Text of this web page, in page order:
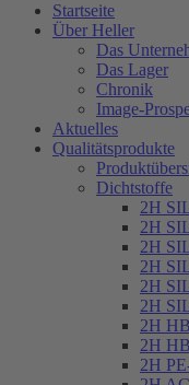
Startseite
Über Heller
Das
Das Lager
Chronik
Image-
Aktuelles
Qualitätsprodukte
Dichtstoffe
2H
2H
2H
2H
2H
2H
2H
2H
2H